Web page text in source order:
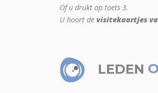
Of u drukt op toets 3.
U hoort de visitekaartjes
LEDEN